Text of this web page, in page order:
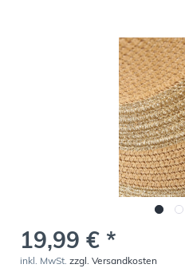
19,99 € *
inkl. MwSt. zzgl. Versandkosten